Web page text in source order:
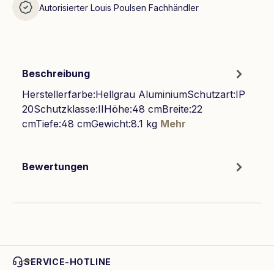
Autorisierter Louis Poulsen Fachhändler
Beschreibung
Herstellerfarbe:Hellgrau AluminiumSchutzart:IP
20Schutzklasse:IIHöhe:48 cmBreite:22
cmTiefe:48 cmGewicht:8.1 kg Mehr
Bewertungen
SERVICE-HOTLINE